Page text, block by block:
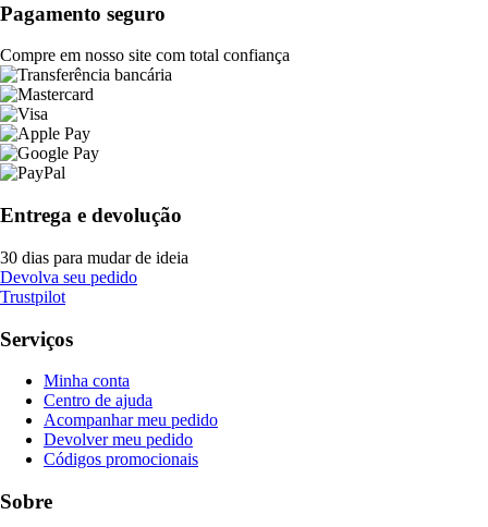
Pagamento seguro
Compre em nosso site com total confiança
Entrega e devolução
30 dias para mudar de ideia
Devolva seu pedido
Trustpilot
Serviços
Minha conta
Centro de ajuda
Acompanhar meu pedido
Devolver meu pedido
Códigos promocionais
Sobre